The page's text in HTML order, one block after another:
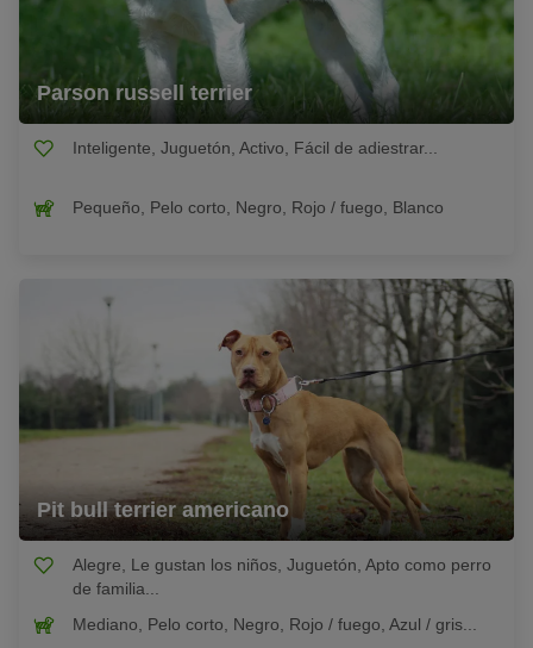
Parson russell terrier
Inteligente, Juguetón, Activo, Fácil de adiestrar...
Pequeño, Pelo corto, Negro, Rojo / fuego, Blanco
Pit bull terrier americano
Alegre, Le gustan los niños, Juguetón, Apto como perro
de familia...
Mediano, Pelo corto, Negro, Rojo / fuego, Azul / gris...